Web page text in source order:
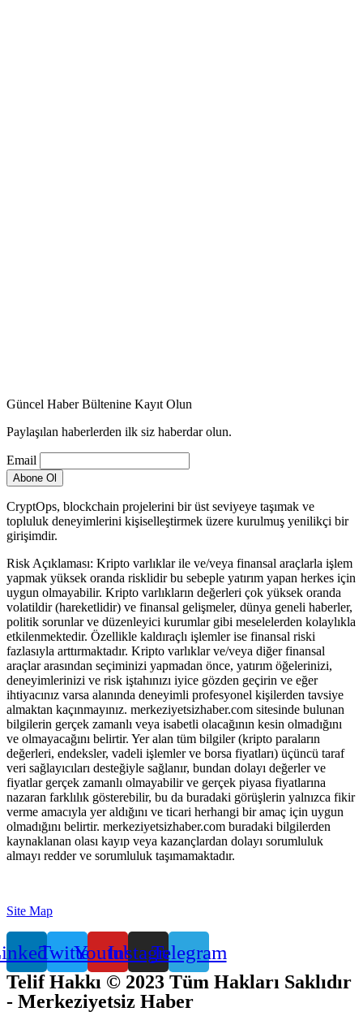
Güncel Haber Bültenine Kayıt Olun
Paylaşılan haberlerden ilk siz haberdar olun.
Email
CryptOps, blockchain projelerini bir üst seviyeye taşımak ve
topluluk deneyimlerini kişiselleştirmek üzere kurulmuş yenilikçi bir
girişimdir.
Risk Açıklaması: Kripto varlıklar ile ve/veya finansal araçlarla işlem
yapmak yüksek oranda risklidir bu sebeple yatırım yapan herkes için
uygun olmayabilir. Kripto varlıkların değerleri çok yüksek oranda
volatildir (hareketlidir) ve finansal gelişmeler, dünya geneli haberler,
politik sorunlar ve düzenleyici kurumlar gibi meselelerden kolaylıkla
etkilenmektedir. Özellikle kaldıraçlı işlemler ise finansal riski
fazlasıyla arttırmaktadır. Kripto varlıklar ve/veya diğer finansal
araçlar arasından seçiminizi yapmadan önce, yatırım öğelerinizi,
deneyimlerinizi ve risk iştahınızı iyice gözden geçirin ve eğer
ihtiyacınız varsa alanında deneyimli profesyonel kişilerden tavsiye
almaktan kaçınmayınız. merkeziyetsizhaber.com sitesinde bulunan
bilgilerin gerçek zamanlı veya isabetli olacağının kesin olmadığını
ve olmayacağını belirtir. Yer alan tüm bilgiler (kripto paraların
değerleri, endeksler, vadeli işlemler ve borsa fiyatları) üçüncü taraf
veri sağlayıcıları desteğiyle sağlanır, bundan dolayı değerler ve
fiyatlar gerçek zamanlı olmayabilir ve gerçek piyasa fiyatlarına
nazaran farklılık gösterebilir, bu da buradaki görüşlerin yalnızca fikir
verme amacıyla yer aldığını ve ticari herhangi bir amaç için uygun
olmadığını belirtir. merkeziyetsizhaber.com buradaki bilgilerden
kaynaklanan olası kayıp veya kazançlardan dolayı sorumluluk
almayı redder ve sorumluluk taşımamaktadır.
Site Map
TwitterYoutubeInstagramTelegram
Telif Hakkı © 2023 Tüm Hakları Saklıdır
- Merkeziyetsiz Haber